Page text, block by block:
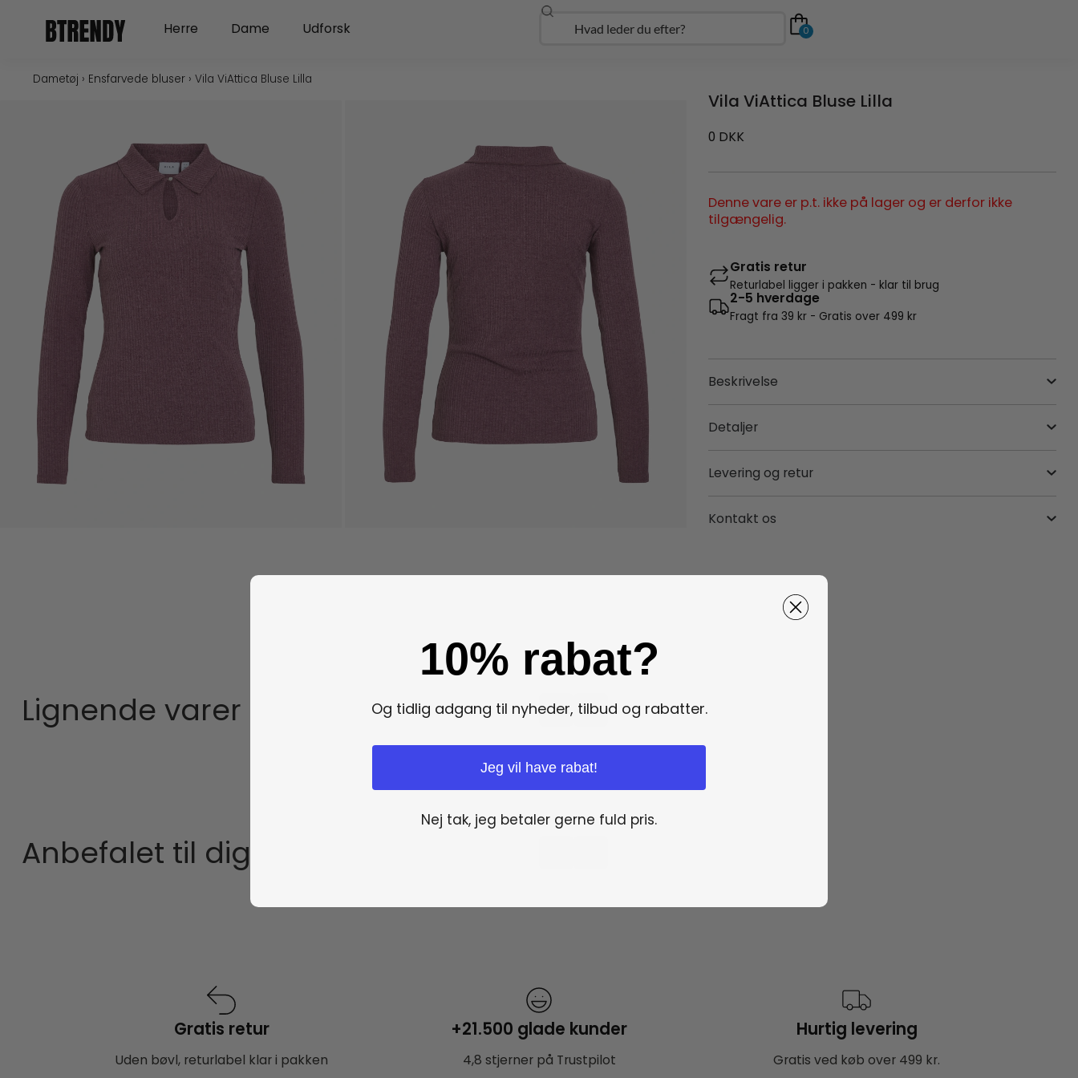
Herre Open Herre
Dame Open Dame
Udforsk Søg 0
Dametøj › Ensfarvede bluser› Vila ViAttica Bluse Lilla
Vila ViAttica Bluse Lilla
0 DKK
Denne vare er p.t. ikke på lager og er derfor ikke
tilgængelig.
Gratis retur
Returlabel ligger i pakken - klar til brug
2-5 hverdage
Fragt fra 39 kr - Gratis over 499 kr
Beskrivelse
Detaljer
Levering og retur
Kontakt os
Lignende varer
Anbefalet til dig
Gratis retur
Uden bøvl, returlabel klar i pakken
+21.500 glade kunder
4,8 stjerner på Trustpilot
Hurtig levering
Gratis ved køb over 499 kr.
10% rabat?
Og tidlig adgang til nyheder, tilbud og rabatter.
Jeg vil have rabat!
Nej tak, jeg betaler gerne fuld pris.